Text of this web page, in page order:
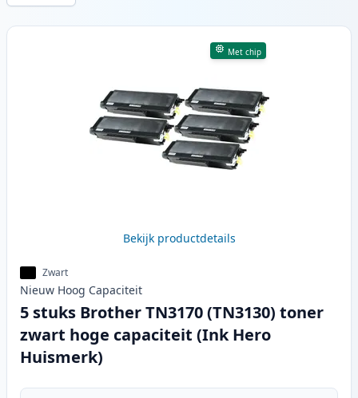
Producten
Met chip
Bekijk productdetails
Zwart
Nieuw Hoog Capaciteit
5 stuks Brother TN3170 (TN3130) toner
zwart hoge capaciteit (Ink Hero
Huismerk)